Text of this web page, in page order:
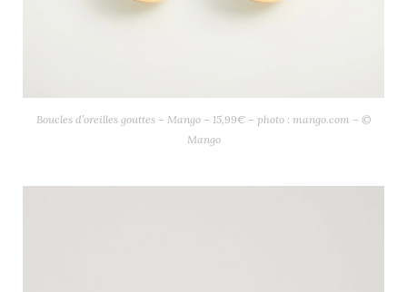
Boucles d’oreilles gouttes – Mango – 15,99€ – photo : mango.com – ©
Mango